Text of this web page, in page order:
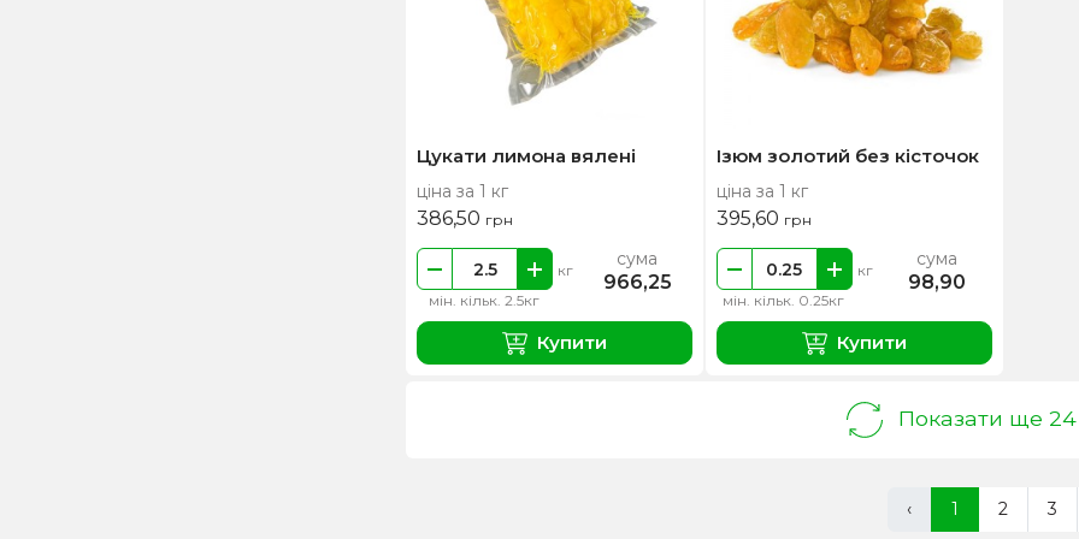
Цукати лимона вялені
ціна за 1 кг
386,50 грн
мін. кільк. 2.5кг
кг сума
966,25
Купити
Ізюм золотий без кісточок
ціна за 1 кг
395,60 грн
мін. кільк. 0.25кг
кг сума
98,90
Купити
Показати ще 24
‹ 1 2 3